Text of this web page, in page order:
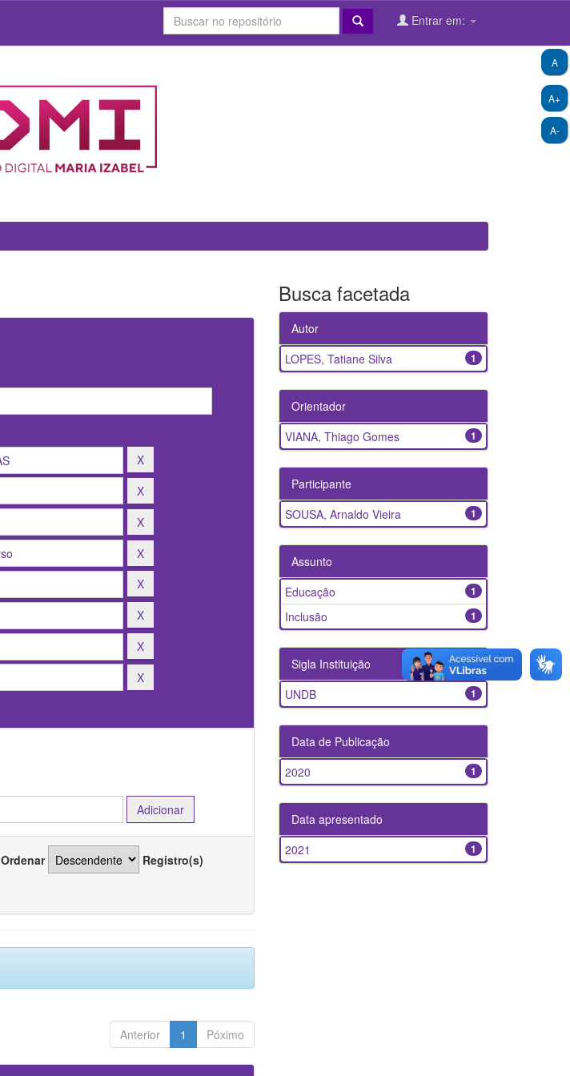
Entrar em:
A+
A-
A
Ordenar Registro(s)
Anterior 1 Póximo
Busca facetada
Autor
1
LOPES, Tatiane Silva
Orientador
1
VIANA, Thiago Gomes
Participante
1
SOUSA, Arnaldo Vieira
Assunto
1
Educação
1
Inclusão
Sigla Instituição
1
UNDB
Data de Publicação
1
2020
Data apresentado
1
2021